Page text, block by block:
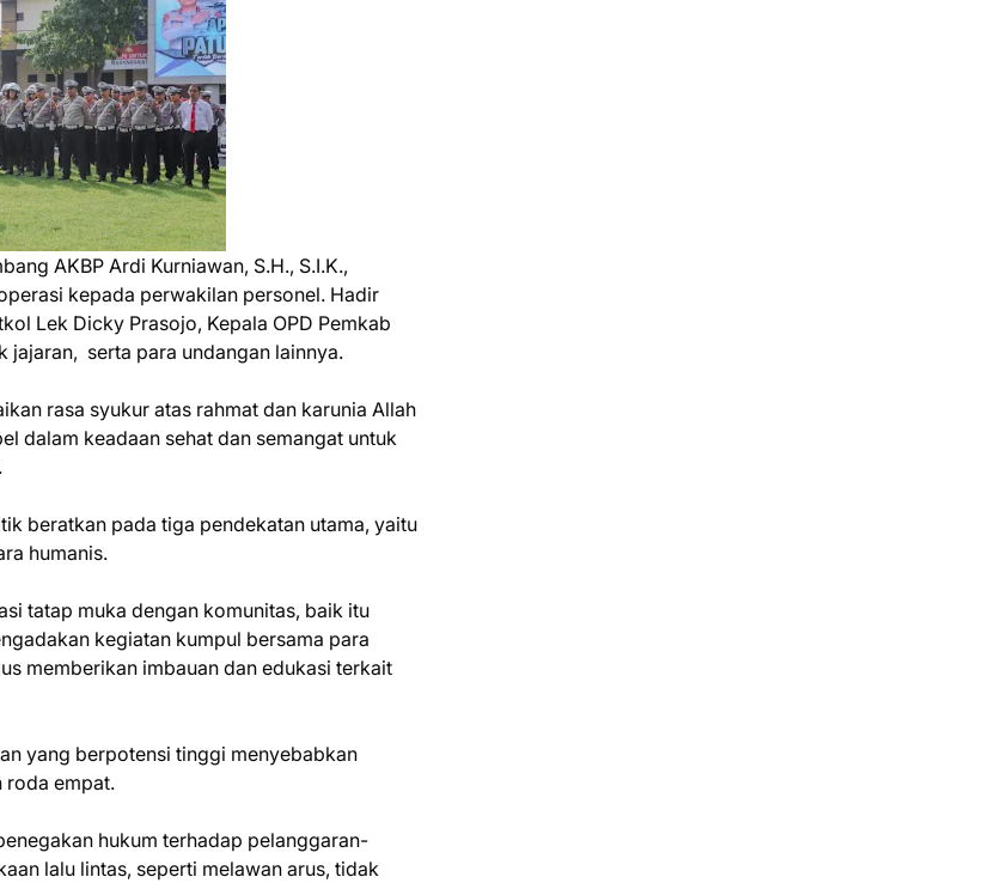
AKBP Ardi Kurniawan, S.H., S.I.K.,
kepada perwakilan personel. Hadir
Lek Dicky Prasojo, Kepala OPD Pemkab
jajaran, serta para undangan lainnya.
rasa syukur atas rahmat dan karunia Allah
dalam keadaan sehat dan semangat untuk
beratkan pada tiga pendekatan utama, yaitu
humanis.
tatap muka dengan komunitas, baik itu
kegiatan kumpul bersama para
memberikan imbauan dan edukasi terkait
yang berpotensi tinggi menyebabkan
roda empat.
hukum terhadap pelanggaran-
lalu lintas, seperti melawan arus, tidak